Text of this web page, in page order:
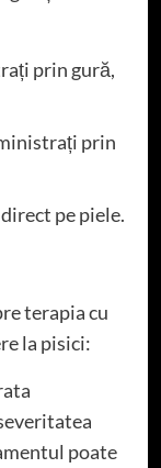
prin gură,
prin
pe piele.
terapia cu
la pisici:
poate